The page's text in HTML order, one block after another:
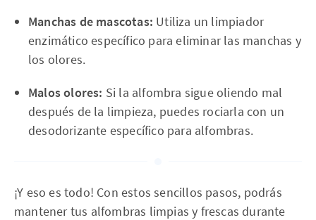
Manchas de mascotas: Utiliza un limpiador
enzimático específico para eliminar las manchas y
los olores.
Malos olores: Si la alfombra sigue oliendo mal
después de la limpieza, puedes rociarla con un
desodorizante específico para alfombras.
¡Y eso es todo! Con estos sencillos pasos, podrás
mantener tus alfombras limpias y frescas durante